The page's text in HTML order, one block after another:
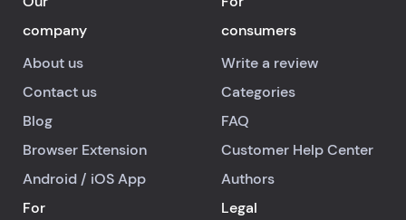
company
About us
Contact us
Blog
Browser Extension
Android / iOSApp
consumers
Write a review
Categories
FAQ
Customer Help Center
Authors
For
Legal